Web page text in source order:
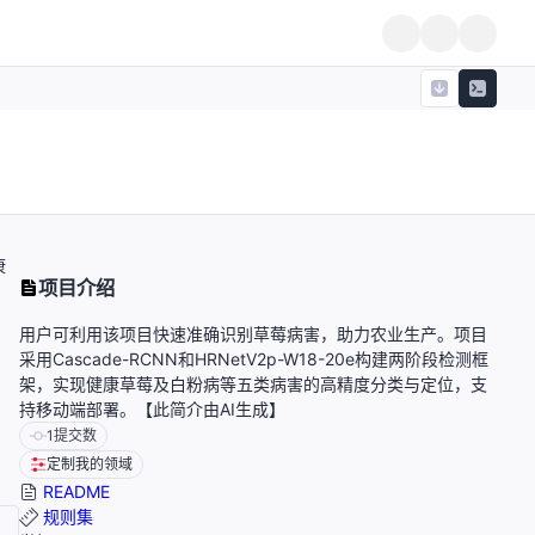
项目介绍
用户可利用该项目快速准确识别草莓病害，助力农业生产。项目
采用Cascade-RCNN和HRNetV2p-W18-20e构建两阶段检测框
架，实现健康草莓及白粉病等五类病害的高精度分类与定位，支
持移动端部署。【此简介由AI生成】
1提交数
定制我的领域
README
规则集